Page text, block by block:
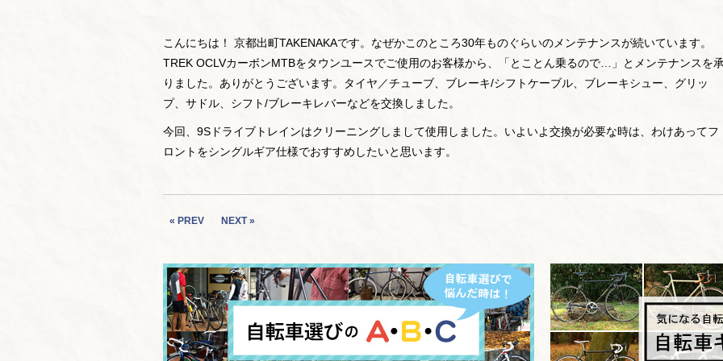
こんにちは！ 京都出町TAKENAKAです。なぜかこのところ30年ものぐらいのメンテナンスが続いています。
TREK OCLVカーボンMTBをタウンユースでご使用のお客様から、「とことん乗るので…」とメンテナンスを
りました。ありがとうございます。タイヤ／チューブ、ブレーキ/シフトケーブル、ブレーキシュー、グリッ
プ、サドル、シフト/ブレーキレバーなどを交換しました。
今回、9Sドライブトレインはクリーニングしまして使用しました。いよいよ交換が必要な時は、わけあってフ
ロントをシングルギア仕様でおすすめしたいと思います。
« PREV NEXT »